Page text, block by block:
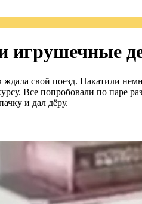
игрушечные
свой поезд. Накатили
Все попробовали по паре
и дал дёру.